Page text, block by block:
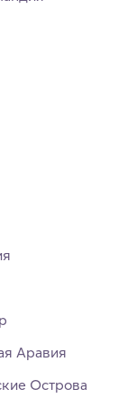
Аравия
Острова